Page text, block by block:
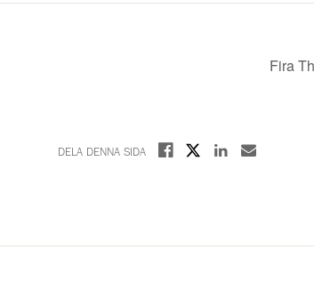
Fira
DELA DENNA SIDA Dela på Facebook
Dela på XDela på Linkedin
Dela med E-